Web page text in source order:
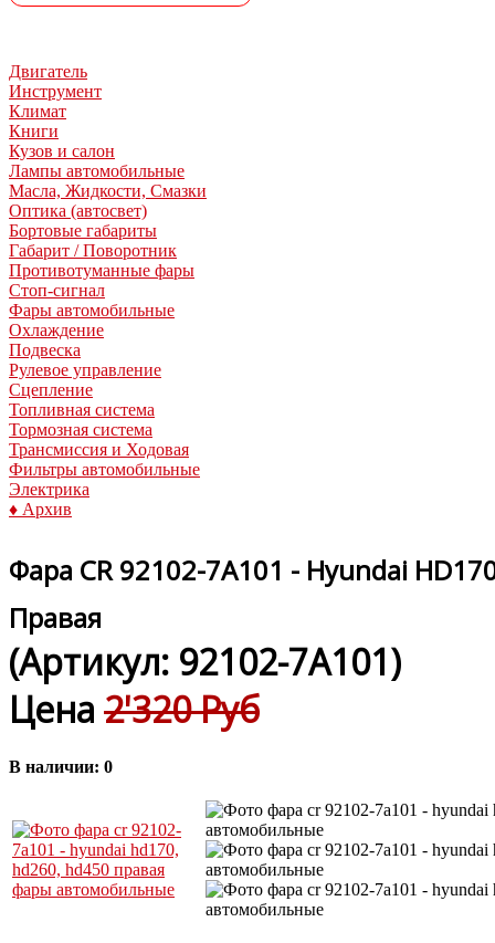
Двигатель
Инструмент
Климат
Книги
Кузов и салон
Лампы автомобильные
Масла, Жидкости, Смазки
Оптика (автосвет)
Бортовые габариты
Габарит / Поворотник
Противотуманные фары
Стоп-сигнал
Фары автомобильные
Охлаждение
Подвеска
Рулевое управление
Сцепление
Топливная система
Тормозная система
Трансмиссия и Ходовая
Фильтры автомобильные
Электрика
♦ Архив
Фара CR 92102-7A101 - Hyundai
Правая
(Артикул: 92102-7A101)
Цена 2'320 Руб
В наличии: 0